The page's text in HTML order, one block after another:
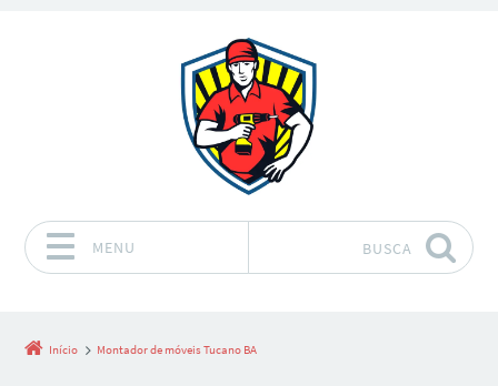
MENU BUSCA
Início Montador de móveis Tucano BA